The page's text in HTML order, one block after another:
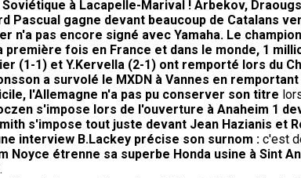
Soviétique à Lacapelle-Marival ! Arbekov,
Pascual gagne devant beaucoup de Catalans
n'a pas encore signé avec Yamaha. Le
première fois en France et dans le monde, 1
(1-1) et Y.Kervella (2-1) ont remporté lors du
a survolé le MXDN à Vannes en
l'Allemagne n'a pas pu conserver son titre
s'impose lors de l'ouverture à Anaheim 1
s'impose tout juste devant Jean Hazianis et
interview B.Lackey précise son surnom : c'est
Noyce étrenne sa superbe Honda usine à Sint